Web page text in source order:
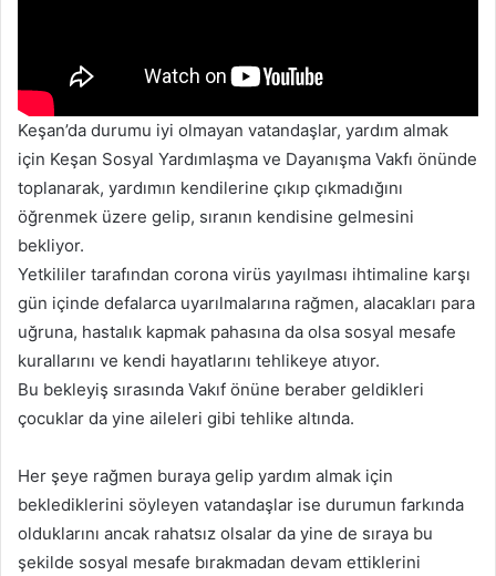
Keşan’da durumu iyi olmayan vatandaşlar, yardım almak
için Keşan Sosyal Yardımlaşma ve Dayanışma Vakfı önünde
toplanarak, yardımın kendilerine çıkıp çıkmadığını
öğrenmek üzere gelip, sıranın kendisine gelmesini
bekliyor.
Yetkililer tarafından corona virüs yayılması ihtimaline karşı
gün içinde defalarca uyarılmalarına rağmen, alacakları para
uğruna, hastalık kapmak pahasına da olsa sosyal mesafe
kurallarını ve kendi hayatlarını tehlikeye atıyor.
Bu bekleyiş sırasında Vakıf önüne beraber geldikleri
çocuklar da yine aileleri gibi tehlike altında.
Her şeye rağmen buraya gelip yardım almak için
beklediklerini söyleyen vatandaşlar ise durumun farkında
olduklarını ancak rahatsız olsalar da yine de sıraya bu
şekilde sosyal mesafe bırakmadan devam ettiklerini